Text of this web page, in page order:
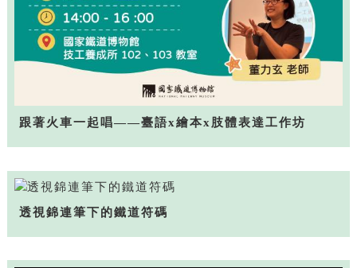
跟著火車一起唱——臺語x繪本x肢體表達工作坊
透視錦連筆下的鐵道符碼